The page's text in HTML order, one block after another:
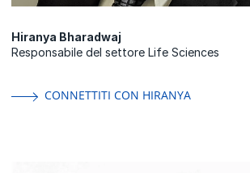
Hiranya Bharadwaj
Responsabile del settore Life Sciences
CONNETTITI CON HIRANYA